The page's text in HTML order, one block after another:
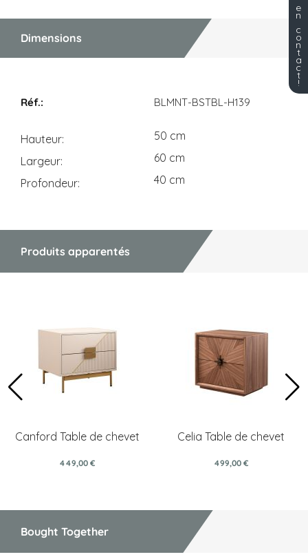
Dimensions
BLMNT-BSTBL-H139
Hauteur
50 cm
Largeur
60 cm
Profondeur
40 cm
Produits apparentés
Canford Table de chevet
449,00 €
Celia Table de chevet
499,00 €
Bought Together
e
n
c
o
n
t
a
c
t
!